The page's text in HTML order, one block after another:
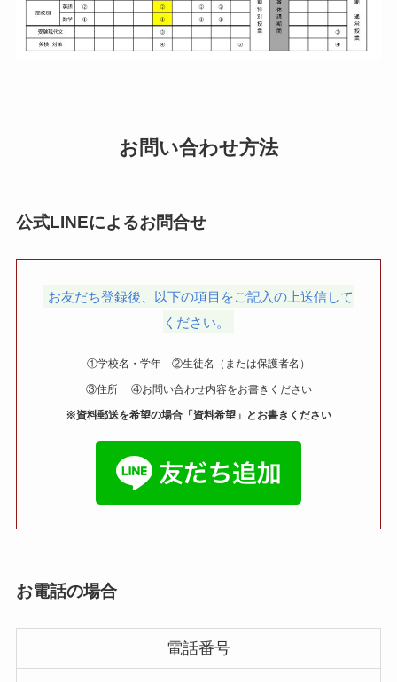
お問い合わせ方法
公式LINEによるお問合せ
お友だち登録後、以下の項目をご記入の上送信して
ください。
①学校名・学年 ②生徒名（または保護者名）
③住所 ④お問い合わせ内容をお書きください
※資料郵送を希望の場合「資料希望」とお書きください
お電話の場合
電話番号